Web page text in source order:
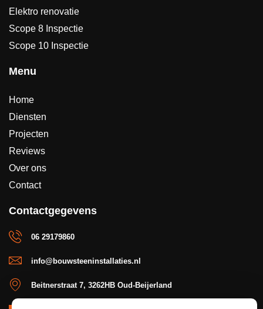
Elektro renovatie
Scope 8 Inspectie
Scope 10 Inspectie
Menu
Home
Diensten
Projecten
Reviews
Over ons
Contact
Contactgegevens
06 29179860
info@bouwsteeninstallaties.nl
Beitnerstraat 7, 3262HB Oud-Beijerland